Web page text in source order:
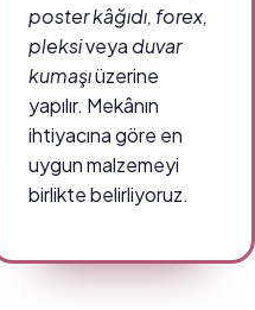
Ahmet Demir
Okul Müdürü
poster kâğıdı, forex,
pleksiveya duvar
kumaşıüzerine
yapılır. Mekânın
ihtiyacına göre en
uygun malzemeyi
birlikte belirliyoruz.